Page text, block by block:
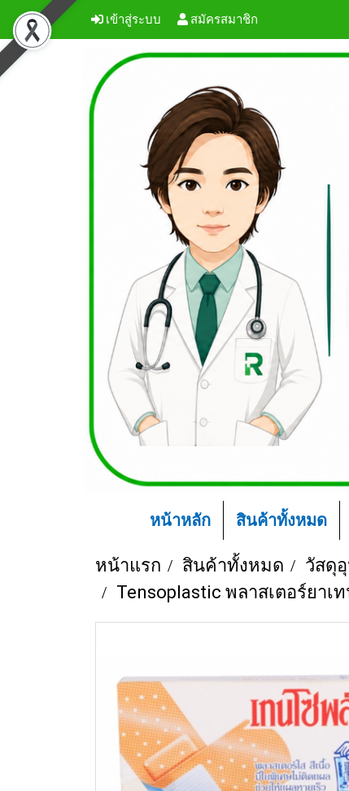
เข้าสู่ระบบ สมัครสมาชิก
หน้าหลัก สินค้าทั้งหมด
หน้าแรก สินค้าทั้งหมด วัสดุ
Tensoplastic พลาสเตอร์ยาเ